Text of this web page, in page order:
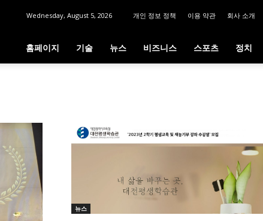
Wednesday, August 5, 2026 개인 정보 정책 이용 약관 회사 소개
홈페이지 기술 뉴스 비즈니스 스포츠 정치
뉴스